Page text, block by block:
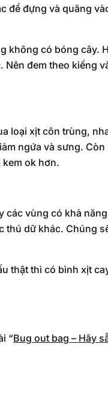
để đựng và quăng
không có bóng cây.
đem theo kiếng
loại xịt côn trùng,
ngứa và sưng.
ok hơn.
vùng có khả
dữ khác. Chúng
thật thì có bình xịt
“Bug out bag – Hãy